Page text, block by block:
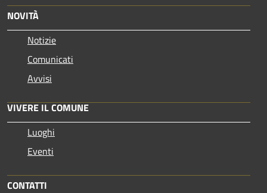
NOVITÀ
Notizie
Comunicati
Avvisi
VIVERE IL COMUNE
Luoghi
Eventi
CONTATTI